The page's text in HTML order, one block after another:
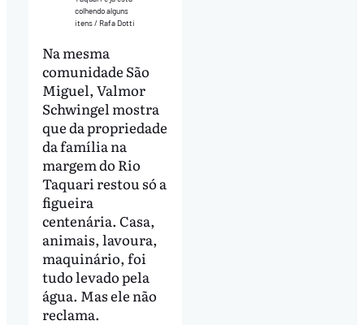
colhendo alguns
itens / Rafa Dotti
Na mesma
comunidade São
Miguel, Valmor
Schwingel mostra
que da propriedade
da família na
margem do Rio
Taquari restou só a
figueira
centenária. Casa,
animais, lavoura,
maquinário, foi
tudo levado pela
água. Mas ele não
reclama.